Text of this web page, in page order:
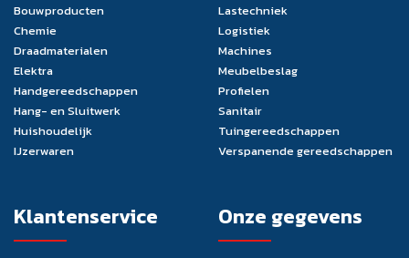
Bouwproducten
Chemie
Draadmaterialen
Elektra
Handgereedschappen
Hang- en Sluitwerk
Huishoudelijk
IJzerwaren
Lastechniek
Logistiek
Machines
Meubelbeslag
Profielen
Sanitair
Tuingereedschappen
Verspanende gereedschappen
Klantenservice Onze gegevens